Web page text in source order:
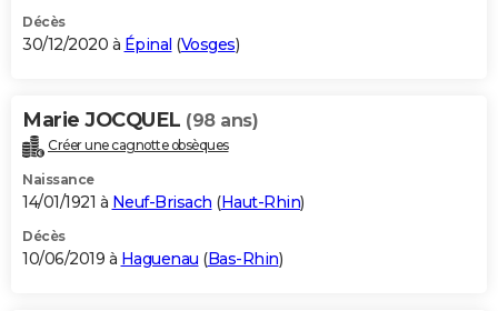
Décès
30/12/2020 à Épinal (Vosges)
Marie JOCQUEL (98 ans)
Créer une cagnotte obsèques
Naissance
14/01/1921 à Neuf-Brisach (Haut-Rhin)
Décès
10/06/2019 à Haguenau (Bas-Rhin)